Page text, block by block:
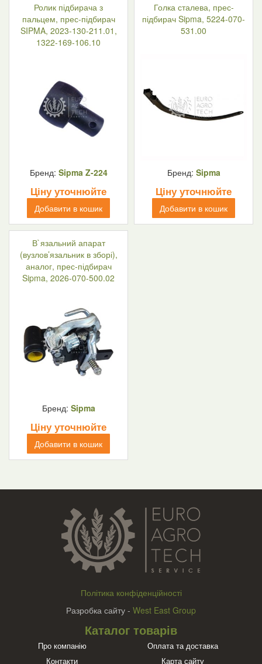
Ролик підбирача з
пальцем, прес-підбирач
SIPMA, 2023-130-211.01,
1322-169-106.10
Бренд: Sipma Z-224
Ціну уточнюйте
Добавити в кошик
Голка сталева, прес-
підбирач Sipma, 5224-070-
531.00
Бренд: Sipma
Ціну уточнюйте
Добавити в кошик
В`язальний апарат
(вузлов’язальник в зборі),
аналог, прес-підбирач
Sipma, 2026-070-500.02
Бренд: Sipma
Ціну уточнюйте
Добавити в кошик
Політика конфіденційності
Разробка сайту - West East Group
Каталог товарів
Про компанію
Оплата та доставка
Контакти
Карта сайту